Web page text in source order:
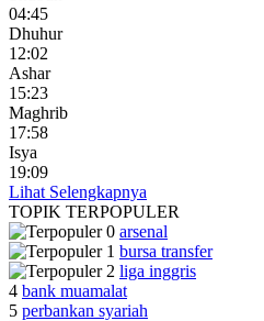
04:45
Dhuhur
12:02
Ashar
15:23
Maghrib
17:58
Isya
19:09
Lihat Selengkapnya
TOPIK TERPOPULER
arsenal
bursa transfer
liga inggris
4 bank muamalat
5 perbankan syariah